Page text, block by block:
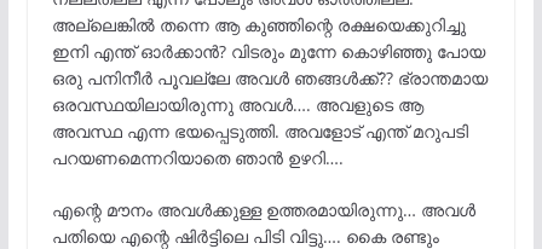
അല്ലെങ്കിൽ തന്നെ ആ കുഞ്ഞിന്റെ രക്ഷയെക്കുറിച്ചു
ഇനി എന്ത് ഓർക്കാൻ? വിടരും മുന്നേ കൊഴിഞ്ഞു പോയ
ഒരു പനിനീർ പൂവല്ലേ അവൾ ഞങ്ങൾക്ക്?? ഭ്രാന്തമായ
ഒരവസ്ഥയിലായിരുന്നു അവൾ…. അവളുടെ ആ
അവസ്ഥ എന്ന ഭയപ്പെടുത്തി. അവളോട് എന്ത് മറുപടി
പറയണമെന്നറിയാതെ ഞാൻ ഉഴറി….
എന്റെ മൗനം അവൾക്കുള്ള ഉത്തരമായിരുന്നു… അവൾ
പതിയെ എന്റെ ഷിർട്ടിലെ പിടി വിട്ടു…. കൈ രണ്ടും